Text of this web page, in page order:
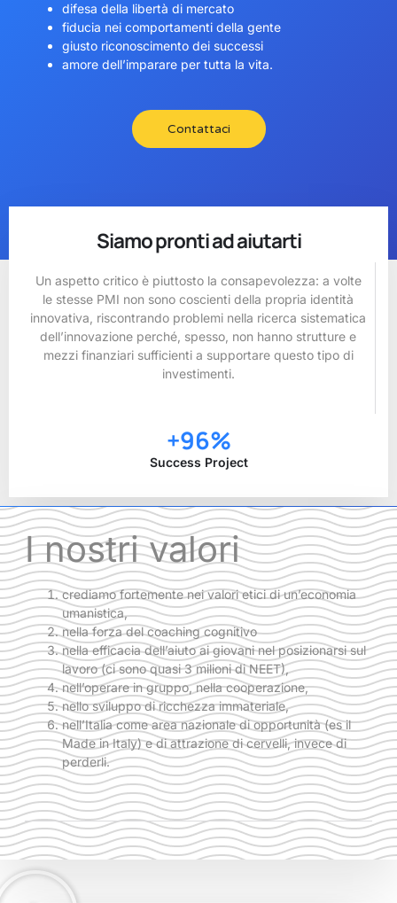
difesa della libertà di mercato
fiducia nei comportamenti della gente
giusto riconoscimento dei successi
amore dell’imparare per tutta la vita.
Contattaci
Siamo pronti ad aiutarti
Un aspetto critico è piuttosto la consapevolezza: a volte
le stesse PMI non sono coscienti della propria identità
innovativa, riscontrando problemi nella ricerca sistematica
dell’innovazione perché, spesso, non hanno strutture e
mezzi finanziari sufficienti a supportare questo tipo di
investimenti.
Success Project
+96%
I nostri valori
crediamo fortemente nei valori etici di un’economia
umanistica,
nella forza del coaching cognitivo
nella efficacia dell’aiuto ai giovani nel posizionarsi sul
lavoro (ci sono quasi 3 milioni di NEET),
nell’operare in gruppo, nella cooperazione,
nello sviluppo di ricchezza immateriale,
nell’Italia come area nazionale di opportunità (es il
Made in Italy) e di attrazione di cervelli, invece di
perderli.